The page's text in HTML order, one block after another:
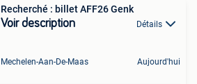
Recherché : billet AFF26 Genk
Voir description Détails
Mechelen-Aan-De-Maas Aujourd'hui